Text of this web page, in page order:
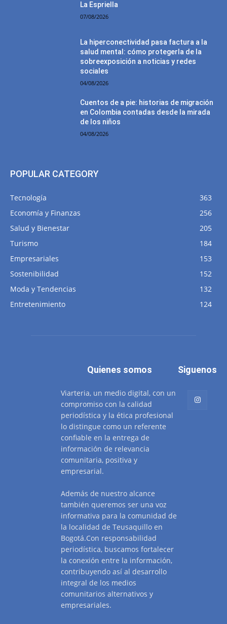
La Espriella
07/08/2026
La hiperconectividad pasa factura a la
salud mental: cómo protegerla de la
sobreexposición a noticias y redes
sociales
04/08/2026
Cuentos de a pie: historias de migración
en Colombia contadas desde la mirada
de los niños
04/08/2026
POPULAR CATEGORY
Tecnología
363
Economía y Finanzas
256
Salud y Bienestar
205
Turismo
184
Empresariales
153
Sostenibilidad
152
Moda y Tendencias
132
Entretenimiento
124
Quienes somos
Viarteria, un medio digital, con un
compromiso con la calidad
periodística y la ética profesional
lo distingue como un referente
confiable en la entrega de
información de relevancia
comunitaria, positiva y
empresarial.
Además de nuestro alcance
también queremos ser una voz
informativa para la comunidad de
la localidad de Teusaquillo en
Bogotá.Con responsabilidad
periodística, buscamos fortalecer
la conexión entre la información,
contribuyendo así al desarrollo
integral de los medios
comunitarios alternativos y
empresariales.
Siguenos